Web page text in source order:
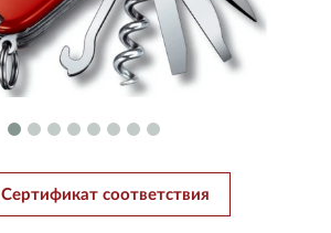
Сертификат соответствия